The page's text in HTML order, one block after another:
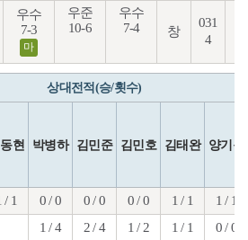
우수
7-3
마
우준
10-6
우수
7-4
창
031
4
상대전적(승/횟수)
현 박병하 김민준 김민호 김태완 양기원
/ 1 0 / 0 0 / 0 0 / 0 1 / 1 1 / 1
1 / 4 2 / 4 1 / 2 1 / 1 0 / 0